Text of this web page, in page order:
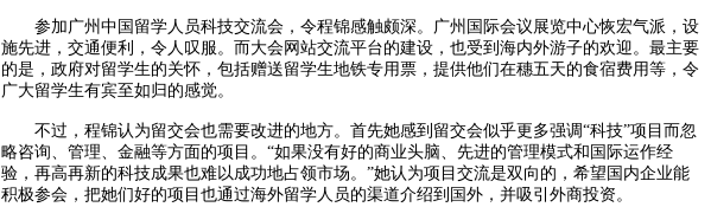
参加广州中国留学人员科技交流会，令程锦感触颇深。广州国际会议展览中心恢宏气派，设
施先进，交通便利，令人叹服。而大会网站交流平台的建设，也受到海内外游子的欢迎。最主要
的是，政府对留学生的关怀，包括赠送留学生地铁专用票，提供他们在穗五天的食宿费用等，令
广大留学生有宾至如归的感觉。
不过，程锦认为留交会也需要改进的地方。首先她感到留交会似乎更多强调“科技”项目而忽
略咨询、管理、金融等方面的项目。“如果没有好的商业头脑、先进的管理模式和国际运作经
验，再高再新的科技成果也难以成功地占领市场。”她认为项目交流是双向的，希望国内企业能
积极参会，把她们好的项目也通过海外留学人员的渠道介绍到国外，并吸引外商投资。